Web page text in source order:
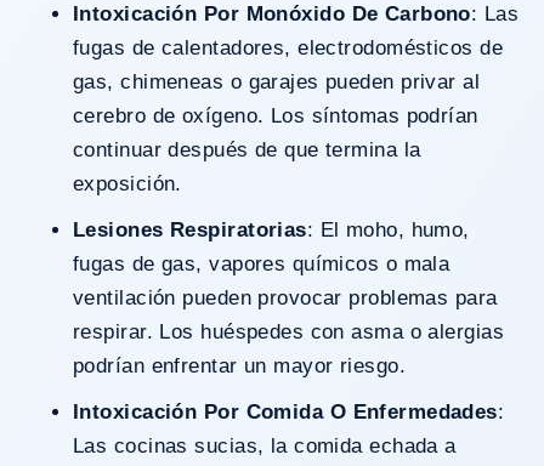
Intoxicación Por Monóxido De Carbono: Las
fugas de calentadores, electrodomésticos de
gas, chimeneas o garajes pueden privar al
cerebro de oxígeno. Los síntomas podrían
continuar después de que termina la
exposición.
Lesiones Respiratorias: El moho, humo,
fugas de gas, vapores químicos o mala
ventilación pueden provocar problemas para
respirar. Los huéspedes con asma o alergias
podrían enfrentar un mayor riesgo.
Intoxicación Por Comida O Enfermedades:
Las cocinas sucias, la comida echada a